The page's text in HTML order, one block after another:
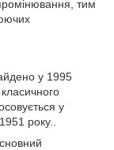
тим
у 1995
у
року..